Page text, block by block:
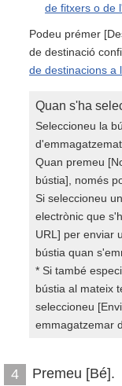
de fitxers o de
Podeu prémer
de destinació
de destinacions a
Quan s'ha
Seleccioneu la
Quan premeu
bústia], només
Si seleccioneu
electrònic que
URL] per enviar
bústia quan
* Si també
bústia al mateix
seleccioneu
emmagatzemar
4 Premeu [Bé].